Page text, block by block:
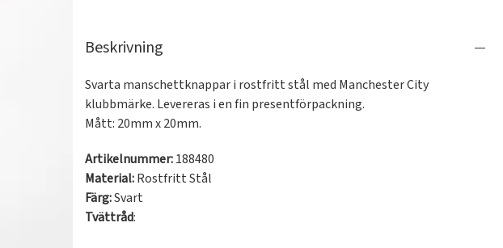
Beskrivning
Svarta manschettknappar i rostfritt stål med Manchester City
klubbmärke. Levereras i en fin presentförpackning.
Mått: 20mm x 20mm.
Artikelnummer:188480
Material:Rostfritt Stål
Färg:Svart
Tvättråd: